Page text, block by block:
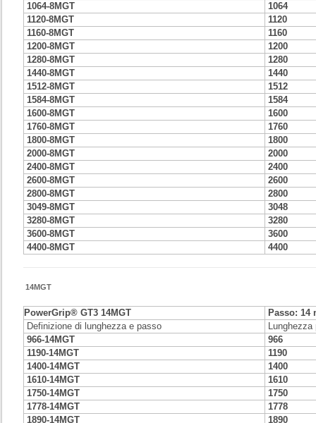
1064-8MGT
1064
1120-8MGT
1120
1160-8MGT
1160
1200-8MGT
1200
1280-8MGT
1280
1440-8MGT
1440
1512-8MGT
1512
1584-8MGT
1584
1600-8MGT
1600
1760-8MGT
1760
1800-8MGT
1800
2000-8MGT
2000
2400-8MGT
2400
2600-8MGT
2600
2800-8MGT
2800
3049-8MGT
3048
3280-8MGT
3280
3600-8MGT
3600
4400-8MGT
4400
14MGT
PowerGrip® GT3 14MGT
Passo: 14
Definizione di lunghezza e passo
966-14MGT
966
1190-14MGT
1190
1400-14MGT
1400
1610-14MGT
1610
1750-14MGT
1750
1778-14MGT
1778
1890-14MGT
1890